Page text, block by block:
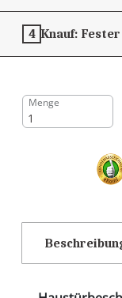
4 Knauf:
Menge